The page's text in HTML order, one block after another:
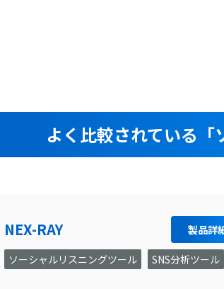
よく比較されている
NEX-RAY 製品詳
ソーシャルリスニングツール SNS分析ツール